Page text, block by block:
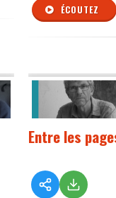
ÉCOUTEZ
Entre les